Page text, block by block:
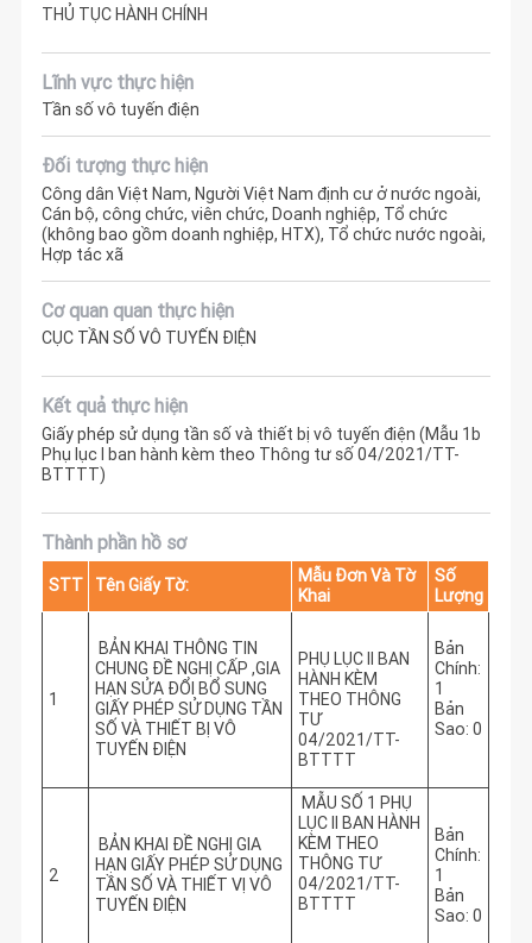
THỦ TỤC HÀNH CHÍNH
Lĩnh vực thực hiện
Tần số vô tuyến điện
Đối tượng thực hiện
Công dân Việt Nam, Người Việt Nam định cư ở nước ngoài,
Cán bộ, công chức, viên chức, Doanh nghiệp, Tổ chức
(không bao gồm doanh nghiệp, HTX), Tổ chức nước ngoài,
Hợp tác xã
Cơ quan quan thực hiện
CỤC TẦN SỐ VÔ TUYẾN ĐIỆN
Kết quả thực hiện
Giấy phép sử dụng tần số và thiết bị vô tuyến điện (Mẫu 1b
Phụ lục I ban hành kèm theo Thông tư số 04/2021/TT-
BTTTT)
Thành phần hồ sơ
STT Tên Giấy Tờ:
Mẫu Đơn Và Tờ
Khai
Số
Lượng
1
BẢN KHAI THÔNG TIN
CHUNG ĐỀ NGHỊ CẤP ,GIA
HẠN SỬA ĐỔI BỔ SUNG
GIẤY PHÉP SỬ DỤNG TẦN
SỐ VÀ THIẾT BỊ VÔ
TUYẾN ĐIỆN
PHỤ LỤC II BAN
HÀNH KÈM
THEO THÔNG
TƯ
04/2021/TT-
BTTTT
Bản
Chính:
1
Bản
Sao: 0
2
BẢN KHAI ĐỀ NGHỊ GIA
HẠN GIẤY PHÉP SỬ DỤNG
TẦN SỐ VÀ THIẾT VỊ VÔ
TUYẾN ĐIỆN
MẪU SỐ 1 PHỤ
LỤC II BAN HÀNH
KÈM THEO
THÔNG TƯ
04/2021/TT-
BTTTT
Bản
Chính:
1
Bản
Sao: 0